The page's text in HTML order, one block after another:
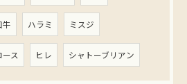
牛 ハラミ ミスジ
ース ヒレ シャトーブリアン